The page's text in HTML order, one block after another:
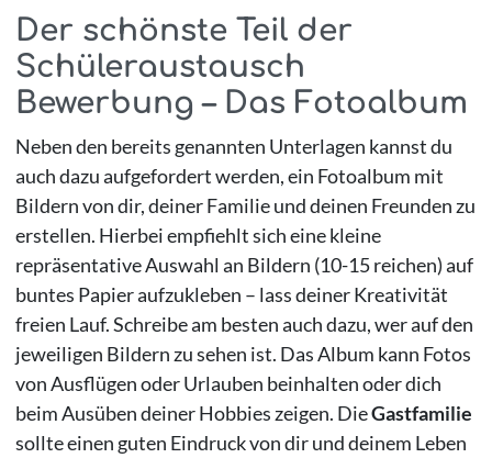
Der schönste Teil der
Schüleraustausch
Bewerbung – Das Fotoalbum
Neben den bereits genannten Unterlagen kannst du
auch dazu aufgefordert werden, ein Fotoalbum mit
Bildern von dir, deiner Familie und deinen Freunden zu
erstellen. Hierbei empfiehlt sich eine kleine
repräsentative Auswahl an Bildern (10-15 reichen) auf
buntes Papier aufzukleben – lass deiner Kreativität
freien Lauf. Schreibe am besten auch dazu, wer auf den
jeweiligen Bildern zu sehen ist. Das Album kann Fotos
von Ausflügen oder Urlauben beinhalten oder dich
beim Ausüben deiner Hobbies zeigen. DieGastfamilie
sollte einen guten Eindruck von dir und deinem Leben